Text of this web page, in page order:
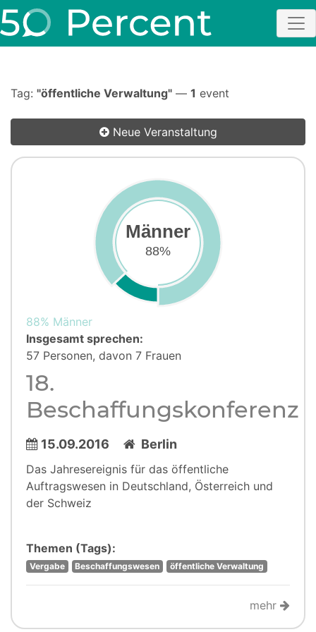
Tag: "öffentliche Verwaltung" — 1 event
Neue Veranstaltung
Männer
88%
88% Männer
Insgesamt sprechen:
57 Personen, davon 7 Frauen
18.
Beschaffungskonferenz
15.09.2016 Berlin
Das Jahresereignis für das öffentliche
Auftragswesen in Deutschland, Österreich und
der Schweiz
Themen (Tags):
Vergabe Beschaffungswesen öffentliche Verwaltung
mehr